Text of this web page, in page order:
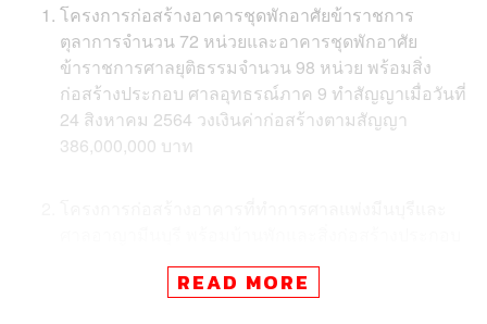
โครงการก่อสร้างอาคารชุดพักอาศัยข้าราชการ
ตุลาการจำนวน 72 หน่วยและอาคารชุดพักอาศัย
ข้าราชการศาลยุติธรรมจำนวน 98 หน่วย พร้อมสิ่ง
ก่อสร้างประกอบ ศาลอุทธรณ์ภาค 9 ทำสัญญาเมื่อวันที่
24 สิงหาคม 2564 วงเงินค่าก่อสร้างตามสัญญา
386,000,000 บาท
ทำสัญญาเมื่อวันที่ 5 เมษายน 2565 วงเงินก่อสร้างตาม
สัญญา 782,666,000 บาท นั้น
READ MORE